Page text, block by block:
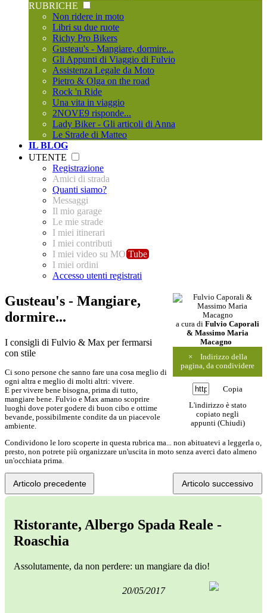
RUBRICHE
Non ridere in moto
Libri su due ruote
Richy Pro Bikers
Gusteau's - Mangiare, dormire...
Gli Appunti di Viaggio di Fulvio
Assistenza Legale da Moto
Pietro & Olga on the road
Rock 'n Ride
Una vita in viaggio
2NOVE9 risponde...
Lady Biker - Gli articoli di Anna
Le Strade di Matteo
IL BLOG
UTENTE
Registrazione
Amici di strada
Quanti siamo?
Messaggi
Il mio garage
Le mie strade
I miei itinerari
I miei contributi
I miei video su MO Tube
I miei ordini
Accesso utenti registrati
a cura di Fulvio Caporali
& Massimo Maria
Macagno
×
Indirizzo della
pagina, da condividere
Copia
L'indirizzo è stato
copiato negli
appunti (Chiudi)
Gusteau's - Mangiare,
dormire...
I consigli di Fulvio & Max per fermarsi
con stile
Ci sono persone che sanno fare una cosa meglio di
ogni altra e meglio di molti altri: vivere.
E per vivere bene bisogna, prima di tutto,
mangiare bene. Fulvio e Max amano scoprire
luoghi dove poter godere di buon cibo e ottime
bevande, possibilmente condite da un piacevole
ambiente.
Condividono le loro scoperte in questa rubrica ma... non abituatevi a leggerla o,
presto, non potrete più organizzare un'uscita in moto senza averci dato almeno
un'occhiata prima.
Articolo precedente Articolo successivo
Ristorante, Albergo Spada Reale -
Roaschia
Assolutamente, da non perdere: un mangiare da dio!
20/05/2017